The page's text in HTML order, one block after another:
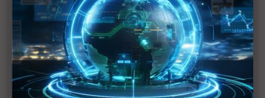
新纖：地緣風險是危機也是轉機 三大布局推進成長
台美投資MOU關稅優惠先落地 汽車零組件15%、航
空零件迎近乎免稅
中資背景也能過關 Volvo獲白宮豁免可繼續在美賣
車